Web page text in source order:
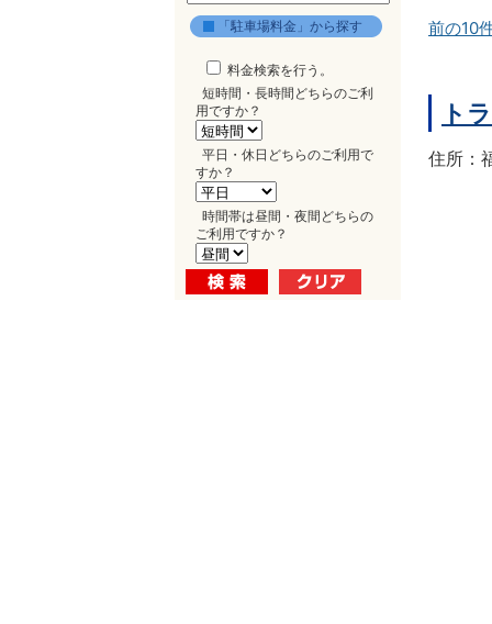
「駐車場料金」から探す
料金検索を行う。
短時間・長時間どちらのご利
用ですか？
平日・休日どちらのご利用で
すか？
時間帯は昼間・夜間どちらの
ご利用ですか？
前の10
ト
住所：